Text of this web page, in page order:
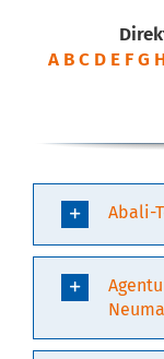
A B C D E F G
Abali-